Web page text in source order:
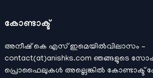
കോണ്ടാക്ട്
അനീഷ്‌ കെ എസ് ഇമെയില്‍വിലാസം –
contact(at)anishks.com ഞങ്ങളുടെ
പ്രൊഫൈലുകള്‍ അല്ലെങ്കില്‍ കോണ്ടാക്ട്